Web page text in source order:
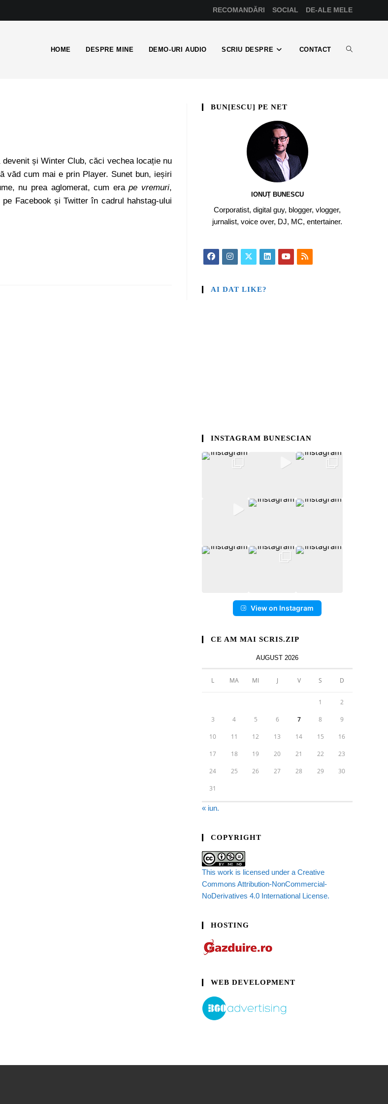
RECOMANDĂRI SOCIAL DE-ALE MELE
HOME DESPRE MINE DEMO-URI AUDIO SCRIU DESPRE CONTACT
devenit și Winter Club, căci vechea locație nu
văd cum mai e prin Player. Sunet bun, ieșiri
nu prea aglomerat, cum erape vremuri,
Facebook și Twitter în cadrul hahstag-ului
BUN[ESCU] PE NET
IONUȚ BUNESCU
Corporatist, digital guy, blogger, vlogger,
jurnalist, voice over, DJ, MC, entertainer.
AI DAT LIKE?
INSTAGRAM BUNESCIAN
View on Instagram
CE AM MAI SCRIS.ZIP
AUGUST 2026
L MA MI J V S D
1 2
3 4 5 6 7 8 9
10 11 12 13 14 15 16
17 18 19 20 21 22 23
24 25 26 27 28 29 30
31
« iun.
COPYRIGHT
This work is licensed under a Creative
Commons Attribution-NonCommercial-
NoDerivatives 4.0 International License.
HOSTING
WEB DEVELOPMENT